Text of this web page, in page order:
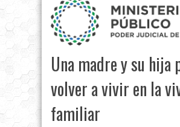
Una madre y su hija
volver a vivir en la
familiar